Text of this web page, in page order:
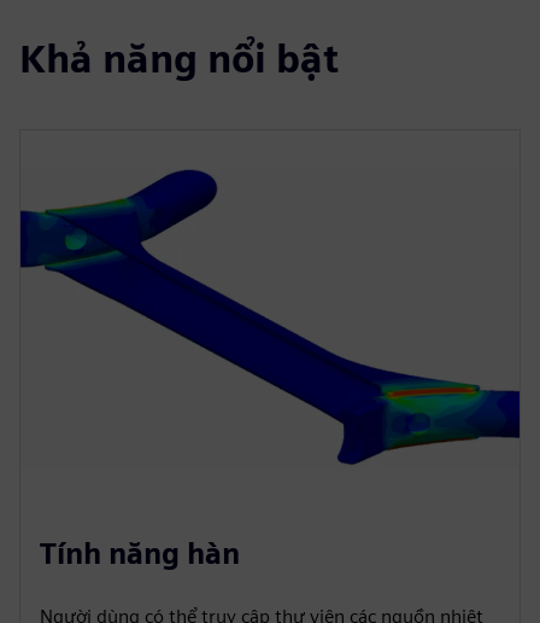
Khả năng nổi bật
Tính năng hàn
Người dùng có thể truy cập thư viện các nguồn nhiệt